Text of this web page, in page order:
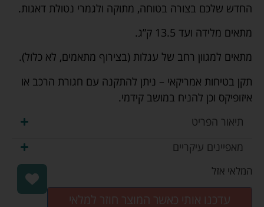
החדש שלכם בצורה בטוחה, מתוקה ולגמרי נטולת דאגות.
מתאים מלידה ועד 13.5 ק”ג.
מתאים למגוון רחב של עגלות (בצירוף מתאמים, לא כלול).
תקן בטיחות אמריקאי – ניתן להתקנה עם חגורת הרכב או
איזופיקס וכן להניח במושב קידמי.
תיאור הפריט
מאפיינים עיקריים
המלאי אזל
עדכנו אותי כאשר המוצר חוזר למלאי